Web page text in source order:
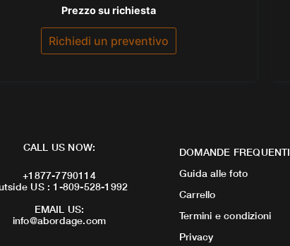
Valutato
su
5
Prezzo su richiesta
Richiedi un preventivo
CALL US NOW:
+1877-7790114
US : 1-809-528-1992
EMAIL US:
info@abordage.com
DOMANDE FREQUENTI
Guida alle foto
Carrello
Termini e condizioni
Privacy